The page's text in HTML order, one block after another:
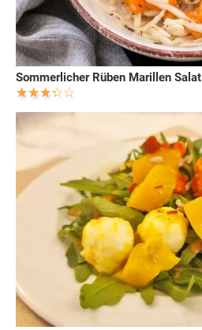
Sommerlicher Rüben Marillen Salat